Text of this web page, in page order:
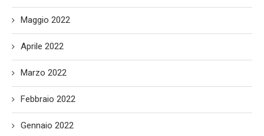
Maggio 2022
Aprile 2022
Marzo 2022
Febbraio 2022
Gennaio 2022